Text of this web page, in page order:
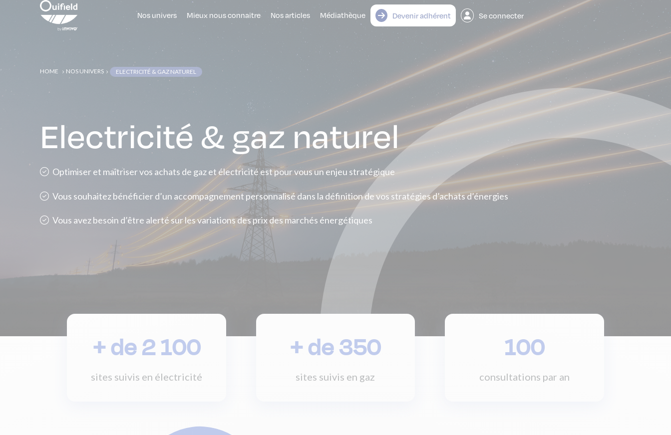
Nos univers Mieux nous connaitre Nos articles Médiathèque Devenir adhérent Se connecter
HOME 5 NOS UNIVERS 5 ELECTRICITÉ & GAZ NATUREL
Electricité & gaz naturel
Optimiser et maîtriser vos achats de gaz et électricité est pour vous un enjeu stratégique
Vous souhaitez bénéficier d’un accompagnement personnalisé dans la définition de vos stratégies d’achats d’énergies
Vous avez besoin d’être alerté sur les variations des prix des marchés énergétiques
+ de 2 100
sites suivis en électricité
+ de 350
sites suivis en gaz
100
consultations par an